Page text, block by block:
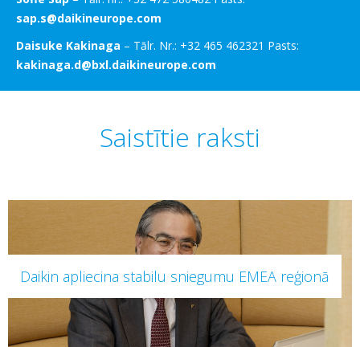
sap.s@daikineurope.com
Daisuke Kakinaga – Tālr. Nr.: +32 465 462321 Pasts:
kakinaga.d@bxl.daikineurope.com
Saistītie raksti
Daikin apliecina stabilu sniegumu EMEA reģionā